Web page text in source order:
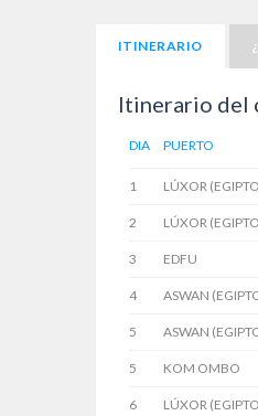
ITINERARIO
Itinerario del
DIA PUERTO
1 LÚXOR
2 LÚXOR
3 EDFU
4 ASWAN
5 ASWAN
5 KOM OMBO
6 LÚXOR